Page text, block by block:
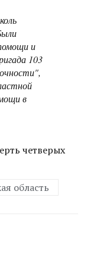
и
103
в
четверых
область